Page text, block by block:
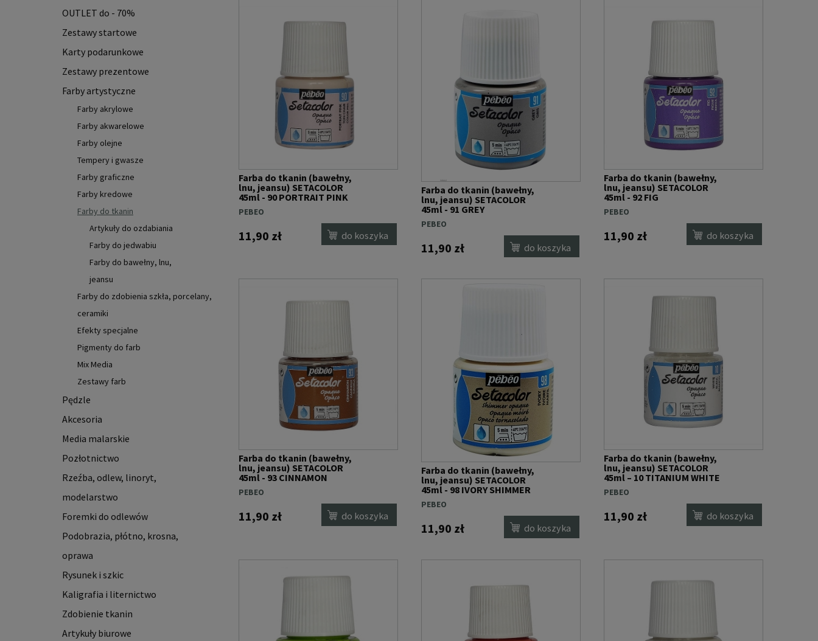
OUTLET do - 70%
Zestawy startowe
Karty podarunkowe
Zestawy prezentowe
Farby artystyczne
Farby akrylowe
Farby akwarelowe
Farby olejne
Tempery i gwasze
Farby graficzne
Farby kredowe
Farby do tkanin
Artykuły do ozdabiania
Farby do jedwabiu
Farby do bawełny, lnu,
jeansu
Farby do zdobienia szkła, porcelany,
ceramiki
Efekty specjalne
Pigmenty do farb
Mix Media
Zestawy farb
Pędzle
Akcesoria
Media malarskie
Pozłotnictwo
Rzeźba, odlew, linoryt,
modelarstwo
Foremki do odlewów
Podobrazia, płótno, krosna,
oprawa
Rysunek i szkic
Kaligrafia i liternictwo
Zdobienie tkanin
Artykuły biurowe
Farba do tkanin (bawełny,
lnu, jeansu) SETACOLOR
45ml - 90 PORTRAIT PINK
PEBEO
11,90 zł do koszyka
Farba do tkanin (bawełny,
lnu, jeansu) SETACOLOR
45ml - 91 GREY
PEBEO
11,90 zł do koszyka
Farba do tkanin (bawełny,
lnu, jeansu) SETACOLOR
45ml - 92 FIG
PEBEO
11,90 zł do koszyka
Farba do tkanin (bawełny,
lnu, jeansu) SETACOLOR
45ml - 93 CINNAMON
PEBEO
11,90 zł do koszyka
Farba do tkanin (bawełny,
lnu, jeansu) SETACOLOR
45ml - 98 IVORY SHIMMER
PEBEO
11,90 zł do koszyka
Farba do tkanin (bawełny,
lnu, jeansu) SETACOLOR
45ml – 10 TITANIUM WHITE
PEBEO
11,90 zł do koszyka